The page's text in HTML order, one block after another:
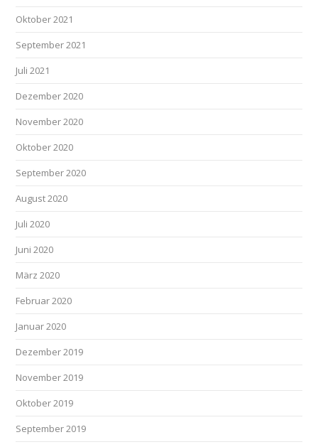
Oktober 2021
September 2021
Juli 2021
Dezember 2020
November 2020
Oktober 2020
September 2020
August 2020
Juli 2020
Juni 2020
März 2020
Februar 2020
Januar 2020
Dezember 2019
November 2019
Oktober 2019
September 2019